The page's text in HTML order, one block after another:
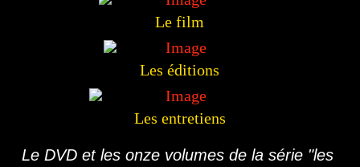
Le film
Les éditions
Les entretiens
Le DVD et les onze volumes de la série "les